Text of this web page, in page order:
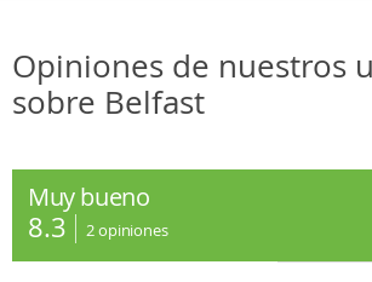
Opiniones de nuestros
sobre Belfast
Muy bueno
8.3 2opiniones